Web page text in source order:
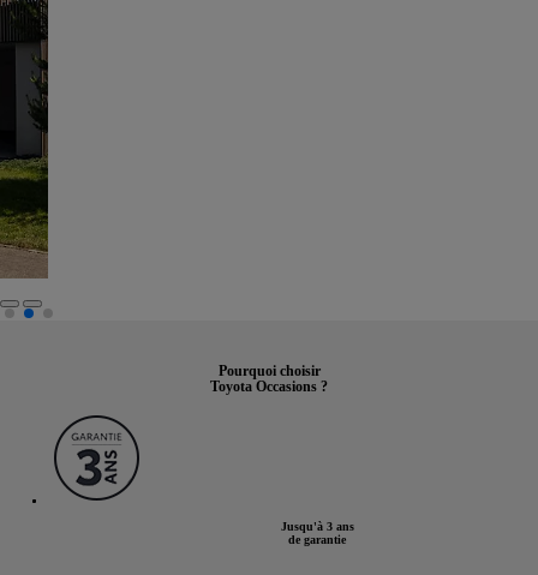
Pourquoi choisir
Toyota Occasions ?
Jusqu'à 3 ans
de garantie